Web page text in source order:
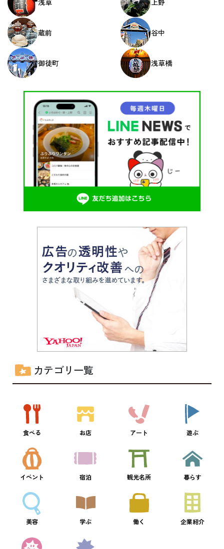
浅草 上野
蔵前 谷中
御徒町 浅草橋
カテゴリ一覧
食べる お店 アート 遊ぶ
イベント 宿泊 観光名所 暮らす
美容 学ぶ 働く 企業紹介